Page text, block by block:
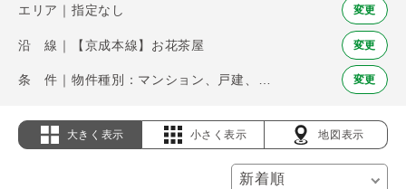
エリア｜指定なし 変更
沿 線｜【京成本線】お花茶屋 変更
変更
大きく表示 小さく表示 地図表示